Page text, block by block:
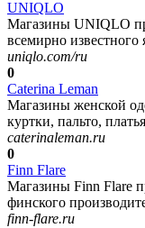
UNIQLO
Магазины UNIQLO
всемирно
uniqlo.com/ru
0
Caterina Leman
Магазины женской
куртки, пальто,
caterinaleman.ru
0
Finn Flare
Магазины Finn Flare
финского
finn-flare.ru